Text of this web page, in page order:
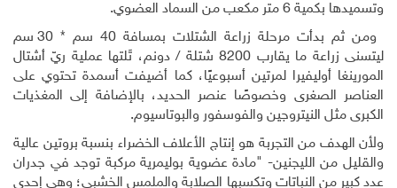
وتسميدها بكمية 6 متر مكعب من السماد العضوي.
ومن ثم بدأت مرحلة زراعة الشتلات بمسافة 40 سم * 30 سم
ليتسنى زراعة ما يقارب 8200 شتلة / دونم، تَلتها عملية ريّ أشتال
المورينغا أوليفيرا لمرتين أسبوعيًا، كما أضيفت أسمدة تحتوي على
العناصر الصغرى وخصوصًا عنصر الحديد، بالإضافة إلى المغذيات
الكبرى مثل النيتروجين والفوسفور والبوتاسيوم.
ولأن الهدف من التجربة هو إنتاج الأعلاف الخضراء بنسبة بروتين عالية
والقليل من الليجنين- "مادة عضوية بوليمرية مركبة توجد في جدران
عدد كبير من النباتات وتكسبها الصلابة والملمس الخشبى؛ وهي إحدى